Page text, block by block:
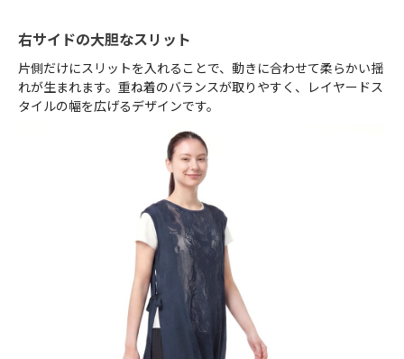
右サイドの大胆なスリット
片側だけにスリットを入れることで、動きに合わせて柔らかい揺
れが生まれます。重ね着のバランスが取りやすく、レイヤードス
タイルの幅を広げるデザインです。